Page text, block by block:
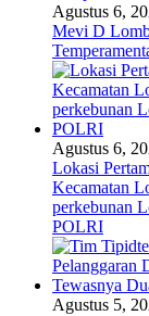
Agustus 6,
Mevi D
Agustus 6,
Lokasi
Kecamatan
perkebunan
POLRI
Agustus 5,